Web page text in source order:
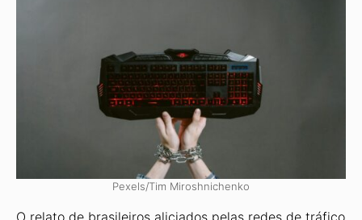
Pexels/Tim Miroshnichenko
O relato de brasileiros aliciados pe­las redes de tráfico